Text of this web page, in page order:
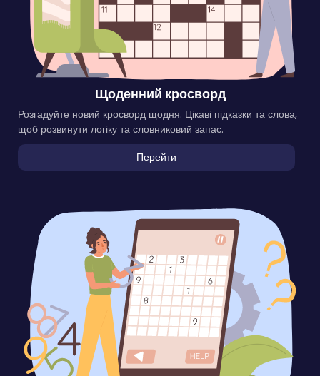
Щоденний кросворд
Розгадуйте новий кросворд щодня. Цікаві підказки та слова,
щоб розвинути логіку та словниковий запас.
Перейти